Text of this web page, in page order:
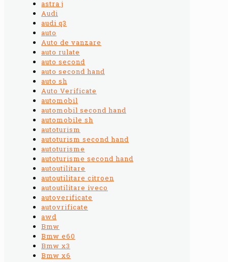
astra j
Audi
audi q3
auto
Auto de vanzare
auto rulate
auto second
auto second hand
auto sh
Auto Verificate
automobil
automobil second hand
automobile sh
autoturism
autoturism second hand
autoturisme
autoturisme second hand
autoutilitare
autoutilitare citroen
autoutilitare iveco
autoverificate
autovrificate
awd
Bmw
Bmw e60
Bmw x3
Bmw x6